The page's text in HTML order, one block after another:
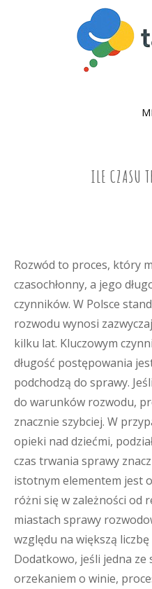
ILE CZASU
Rozwód to proces, który
czasochłonny, a jego
czynników. W Polsce
rozwodu wynosi
kilku lat. Kluczowym
długość postępowania
podchodzą do sprawy.
do warunków rozwodu,
znacznie szybciej. W
opieki nad dziećmi,
czas trwania sprawy
istotnym elementem jest
różni się w zależności od
miastach sprawy
względu na większą
Dodatkowo, jeśli jedna
orzekaniem o winie,